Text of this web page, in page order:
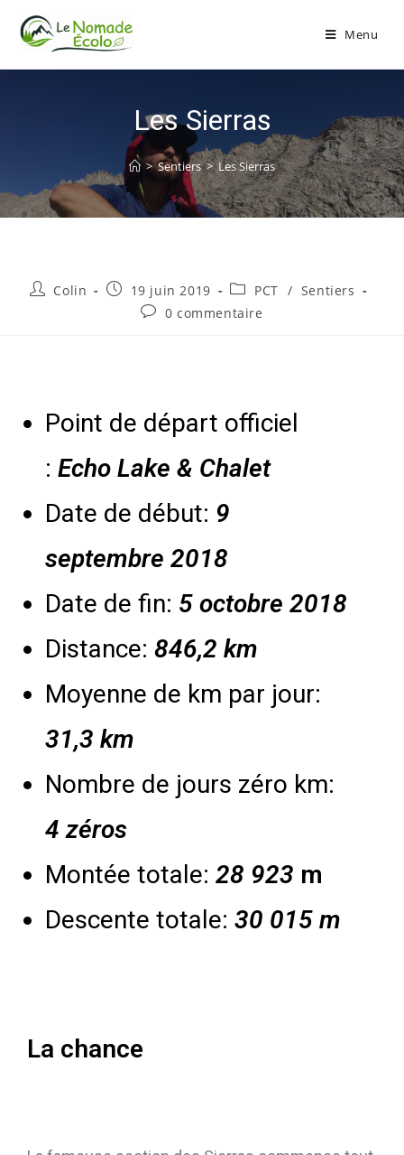
Menu
Les Sierras
> Sentiers > Les Sierras
Colin 19 juin 2019 PCT / Sentiers
0 commentaire
Point de départ officiel
: Echo Lake & Chalet
Date de début: 9
septembre 2018
Date de fin: 5 octobre 2018
Distance: 846,2 km
Moyenne de km par jour:
31,3 km
Nombre de jours zéro km:
4 zéros
Montée totale: 28 923 m
Descente totale: 30 015 m
La chance